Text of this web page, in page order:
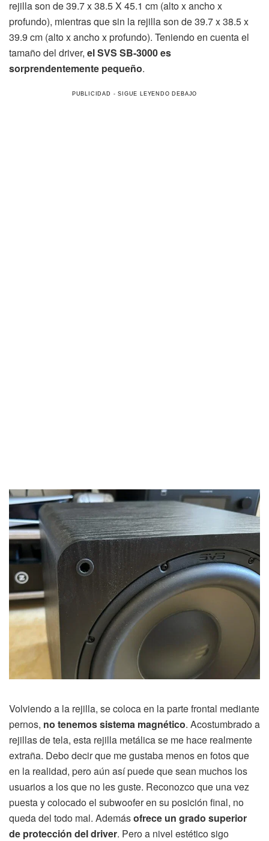
rejilla son de 39.7 x 38.5 X 45.1 cm (alto x ancho x
profundo), mientras que sin la rejilla son de 39.7 x 38.5 x
39.9 cm (alto x ancho x profundo). Teniendo en cuenta el
tamaño del driver, el SVS SB-3000 es
sorprendentemente pequeño.
Volviendo a la rejilla, se coloca en la parte frontal mediante
pernos, no tenemos sistema magnético. Acostumbrado a
rejillas de tela, esta rejilla metálica se me hace realmente
extraña. Debo decir que me gustaba menos en fotos que
en la realidad, pero aún así puede que sean muchos los
usuarios a los que no les guste. Reconozco que una vez
puesta y colocado el subwoofer en su posición final, no
queda del todo mal. Ademásofrece un grado superior
de protección del driver. Pero a nivel estético sigo